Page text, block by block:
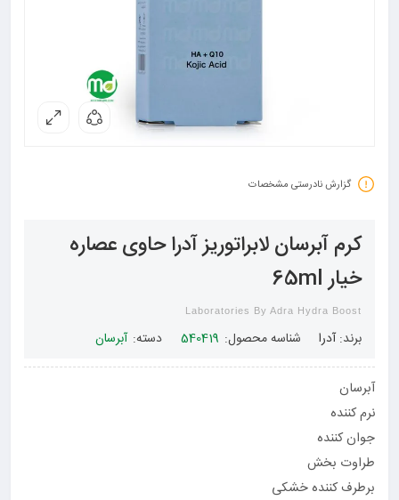
گزارش نادرستی مشخصات
کرم آبرسان لابراتوریز آدرا حاوی عصاره
خیار 65ml
Laboratories By Adra Hydra Boost
برند:آدرا شناسه محصول: 540419 دسته: آبرسان
آبرسان
نرم کننده
جوان کننده
طراوت بخش
برطرف کننده خشکی